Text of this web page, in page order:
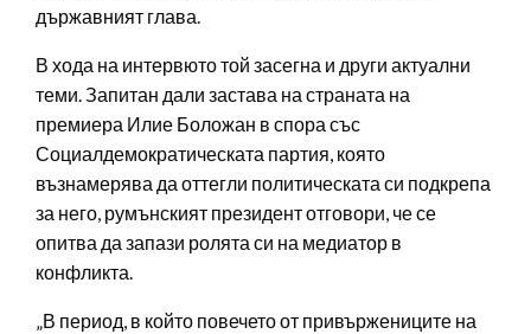
държавният глава.
В хода на интервюто той засегна и други актуални
теми. Запитан дали застава на страната на
премиера Илие Боложан в спора със
Социалдемократическата партия, която
възнамерява да оттегли политическата си подкрепа
за него, румънският президент отговори, че се
опитва да запази ролята си на медиатор в
конфликта.
„В период, в който повечето от привържениците на